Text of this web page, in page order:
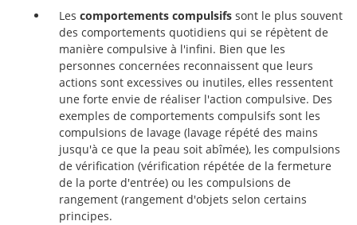
Les comportements compulsifssont le plus souvent
des comportements quotidiens qui se répètent de
manière compulsive à l'infini. Bien que les
personnes concernées reconnaissent que leurs
actions sont excessives ou inutiles, elles ressentent
une forte envie de réaliser l'action compulsive. Des
exemples de comportements compulsifs sont les
compulsions de lavage (lavage répété des mains
jusqu'à ce que la peau soit abîmée), les compulsions
de vérification (vérification répétée de la fermeture
de la porte d'entrée) ou les compulsions de
rangement (rangement d'objets selon certains
principes.